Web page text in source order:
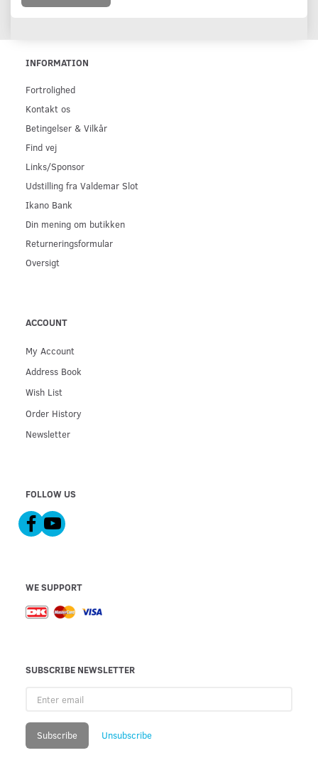
INFORMATION
Fortrolighed
Kontakt os
Betingelser & Vilkår
Find vej
Links/Sponsor
Udstilling fra Valdemar Slot
Ikano Bank
Din mening om butikken
Returneringsformular
Oversigt
ACCOUNT
My Account
Address Book
Wish List
Order History
Newsletter
FOLLOW US
WE SUPPORT
SUBSCRIBE NEWSLETTER
email
Subscribe Unsubscribe